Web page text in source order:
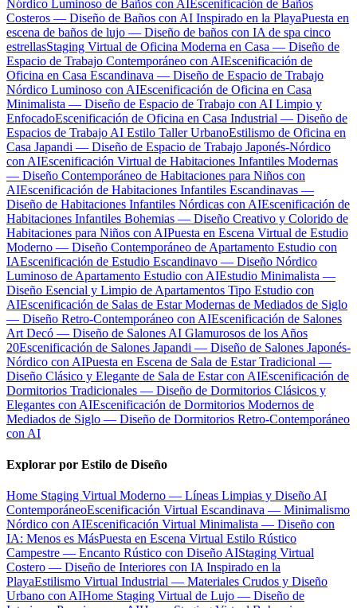
Nórdico Luminoso de Baños con AIEscenificación de Baños
Costeros — Diseño de Baños con AI Inspirado en la PlayaPuesta en
escena de baños de lujo — Diseño de baños con IA de spa cinco
estrellasStaging Virtual de Oficina Moderna en Casa — Diseño de
Espacio de Trabajo Contemporáneo con AIEscenificación de
Oficina en Casa Escandinava — Diseño de Espacio de Trabajo
Nórdico Luminoso con AIEscenificación de Oficina en Casa
Minimalista — Diseño de Espacio de Trabajo con AI Limpio y
EnfocadoEscenificación de Oficina en Casa Industrial — Diseño de
Espacios de Trabajo AI Estilo Taller UrbanoEstilismo de Oficina en
Casa Japandi — Diseño de Espacio de Trabajo Japonés-Nórdico
con AIEscenificación Virtual de Habitaciones Infantiles Modernas
— Diseño Contemporáneo de Habitaciones para Niños con
AIEscenificación de Habitaciones Infantiles Escandinavas —
Diseño de Habitaciones Infantiles Nórdicas con AIEscenificación de
Habitaciones Infantiles Bohemias — Diseño Creativo y Colorido de
Habitaciones para Niños con AIPuesta en Escena Virtual de Estudio
Moderno — Diseño Contemporáneo de Apartamento Estudio con
IAEscenificación de Estudio Escandinavo — Diseño Nórdico
Luminoso de Apartamento Estudio con AIEstudio Minimalista —
Diseño Esencial y Limpio de Apartamentos Tipo Estudio con
AIEscenificación de Salas de Estar Modernas de Mediados de Siglo
— Diseño Retro-Contemporáneo con AIEscenificación de Salones
Art Decó — Diseño de Salones AI Glamurosos de los Años
20Escenificación de Salones Japandi — Diseño de Salones Japonés-
Nórdico con AIPuesta en Escena de Sala de Estar Tradicional —
Diseño Clásico y Elegante de Sala de Estar con AIEscenificación de
Dormitorios Tradicionales — Diseño de Dormitorios Clásicos y
Elegantes con AIEscenificación de Dormitorios Modernos de
Mediados de Siglo — Diseño de Dormitorios Retro-Contemporáneo
con AI
Explorar por Estilo de Diseño
Home Staging Virtual Moderno — Líneas Limpias y Diseño AI
ContemporáneoEscenificación Virtual Escandinava — Minimalismo
Nórdico con AIEscenificación Virtual Minimalista — Diseño con
IA: Menos es MásPuesta en Escena Virtual Estilo Rústico
Campestre — Encanto Rústico con Diseño AIStaging Virtual
Costero — Diseño de Interiores con IA Inspirado en la
PlayaEstilismo Virtual Industrial — Materiales Crudos y Diseño
Urbano con AIHome Staging Virtual de Lujo — Diseño de